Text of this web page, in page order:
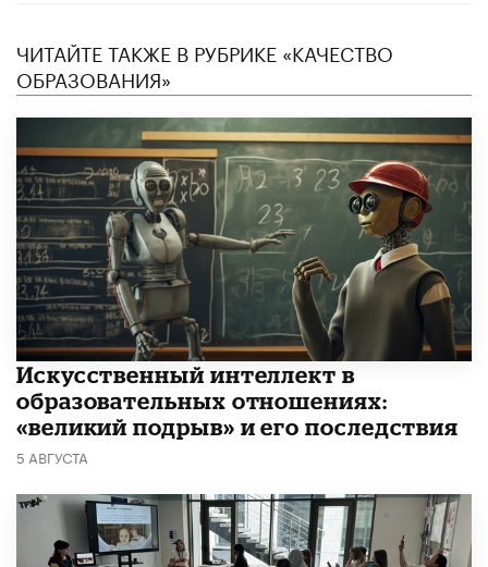
ЧИТАЙТЕ ТАКЖЕ В РУБРИКЕ «КАЧЕСТВО
ОБРАЗОВАНИЯ»
​Искусственный интеллект в
образовательных отношениях:
«великий подрыв» и его последствия
5 АВГУСТА